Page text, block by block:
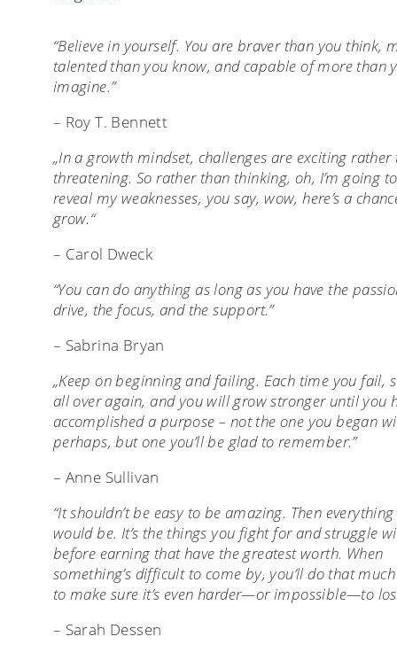
“Believe in yourself. You are braver than you think,
talented than you know, and capable of more than
imagine.”
– Roy T. Bennett
„In a growth mindset, challenges are exciting rather
threatening. So rather than thinking, oh, I’m going to
reveal my weaknesses, you say, wow, here’s a
grow.“
– Carol Dweck
“You can do anything as long as you have the
drive, the focus, and the support.”
– Sabrina Bryan
„Keep on beginning and failing. Each time you fail,
all over again, and you will grow stronger until you
accomplished a purpose – not the one you began
perhaps, but one you’ll be glad to remember.”
– Anne Sullivan
“It shouldn’t be easy to be amazing. Then everything
would be. It’s the things you fight for and struggle
before earning that have the greatest worth. When
something’s difficult to come by, you’ll do that
to make sure it’s even harder―or impossible―to
– Sarah Dessen